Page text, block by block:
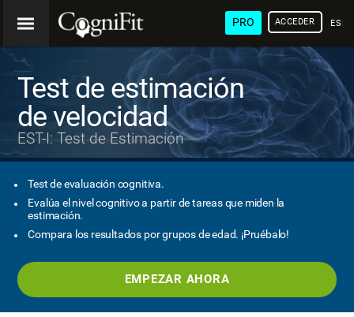
PRO ACCEDER
Test de estimación
de velocidad
EST-I: Test de Estimación
Test de evaluación cognitiva.
Evalúa el nivel cognitivo a partir de tareas que miden la
estimación.
Compara los resultados por grupos de edad. ¡Pruébalo!
EMPEZAR AHORA